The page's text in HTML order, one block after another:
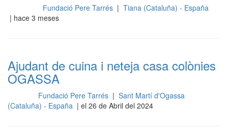
Fundació Pere Tarrés | Tiana (Cataluña) - España
| hace 3 meses
Ajudant de cuina i neteja casa colònies
OGASSA
Fundació Pere Tarrés | Sant Martí d'Ogassa
(Cataluña) - España | el 26 de Abril del 2024